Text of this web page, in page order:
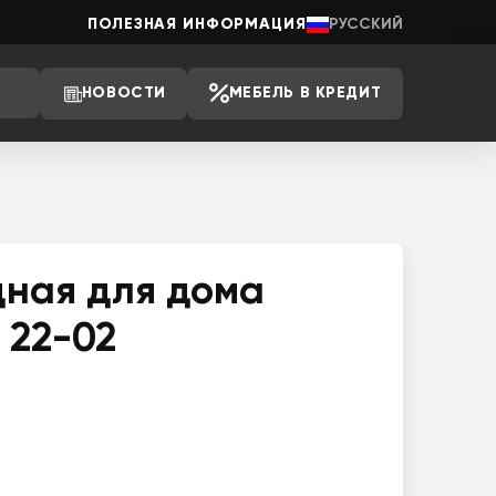
ПОЛЕЗНАЯ ИНФОРМАЦИЯ РУССКИЙ
НОВОСТИ МЕБЕЛЬ В КРЕДИТ
для дома
02